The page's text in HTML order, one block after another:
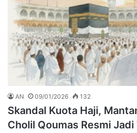
AN 09/01/2026 132
Skandal Kuota Haji,
Cholil Qoumas Resmi